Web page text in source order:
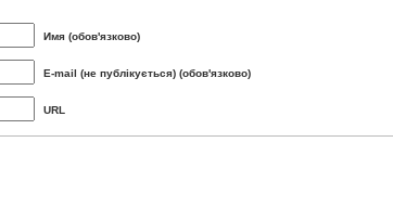
Имя (обов'язково)
E-mail (не публікується) (обов'язково)
URL